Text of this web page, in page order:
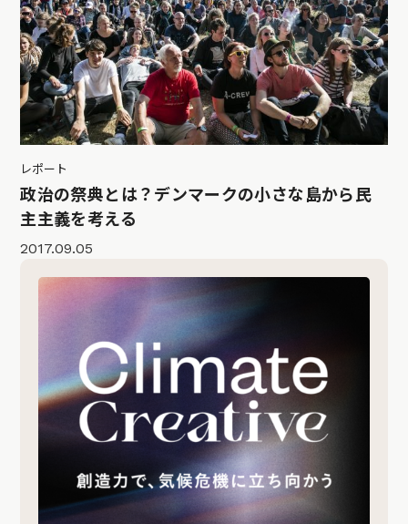
レポート
政治の祭典とは？デンマークの小さな島から民
主主義を考える
2017.09.05